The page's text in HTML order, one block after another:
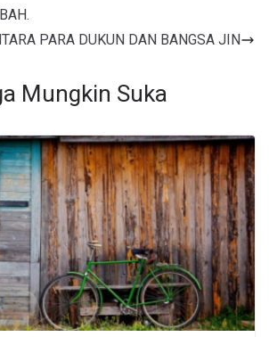
PARA DUKUN DAN BANGSA JIN
Mungkin Suka